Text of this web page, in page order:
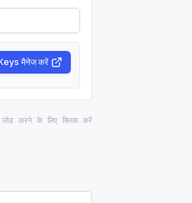
मैनेज करें
लोड करने के लिए क्लिक करें